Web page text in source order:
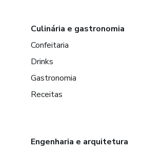
Culinária e gastronomia
Confeitaria
Drinks
Gastronomia
Receitas
Engenharia e arquitetura